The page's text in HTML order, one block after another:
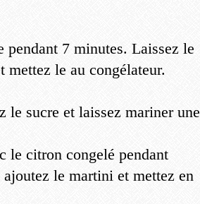
7 minutes. Laissez le
le au congélateur.
le sucre et laissez mariner une
le citron congelé pendant
le martini et mettez en